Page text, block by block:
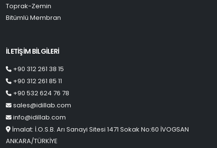
Toprak-Zemin
Bitümlü Membran
İLETİŞİM BİLGİLERİ
+90 312 261 38 15
+90 312 261 85 11
+90 532 624 76 78
sales@idillab.com
info@idillab.com
İmalat: İ.O.S.B. Arı Sanayi Sitesi 1471 Sokak No:60 İVOGSAN
ANKARA/TÜRKİYE